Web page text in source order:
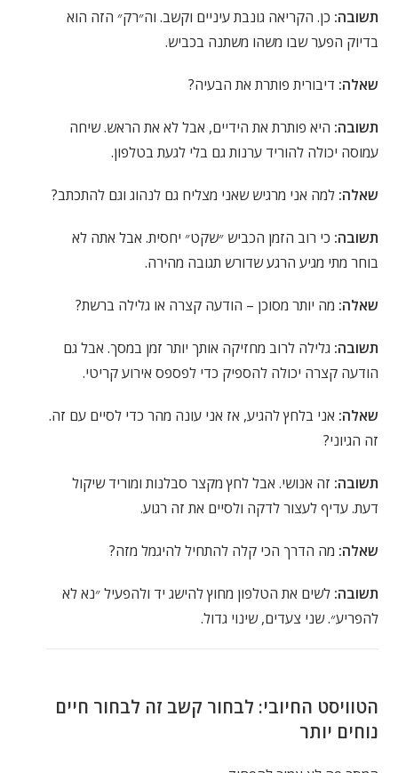
תשובה: כן. הקריאה גונבת עיניים וקשב. וה״רק״ הזה הוא
בדיוק הפער שבו משהו משתנה בכביש.
שאלה: דיבורית פותרת את הבעיה?
תשובה: היא פותרת את הידיים, אבל לא את הראש. שיחה
עמוסה יכולה להוריד ערנות גם בלי לגעת בטלפון.
שאלה: למה אני מרגיש שאני מצליח גם לנהוג וגם להתכתב?
תשובה: כי רוב הזמן הכביש ״שקט״ יחסית. אבל אתה לא
בוחר מתי מגיע הרגע שדורש תגובה מהירה.
שאלה: מה יותר מסוכן – הודעה קצרה או גלילה ברשת?
תשובה: גלילה לרוב מחזיקה אותך יותר זמן במסך. אבל גם
הודעה קצרה יכולה להספיק כדי לפספס אירוע קריטי.
שאלה: אני בלחץ להגיע, אז אני עונה מהר כדי לסיים עם זה.
זה הגיוני?
תשובה: זה אנושי. אבל לחץ מקצר סבלנות ומוריד שיקול
דעת. עדיף לעצור לדקה ולסיים את זה רגוע.
שאלה: מה הדרך הכי קלה להתחיל להיגמל מזה?
תשובה: לשים את הטלפון מחוץ להישג יד ולהפעיל ״נא לא
להפריע״. שני צעדים, שינוי גדול.
הטוויסט החיובי: לבחור קשב זה לבחור חיים
נוחים יותר